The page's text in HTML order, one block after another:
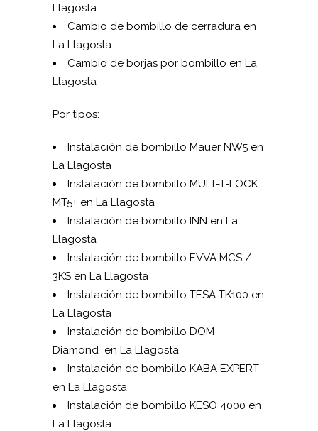
Llagosta
Cambio de bombillo de cerradura en
La Llagosta
Cambio de borjas por bombillo en La
Llagosta
Por tipos:
Instalación de bombillo Mauer NW5 en
La Llagosta
Instalación de bombillo MUL­T-T-LOCK
MT5+ en La Llagosta
Instalación de bombillo INN en La
Llagosta
Instalación de bombillo EVVA MCS /
3KS en La Llagosta
Instalación de bombillo TESA TK100 en
La Llagosta
Instalación de bombillo DOM
Diamond en La Llagosta
Instalación de bombillo KABA EXPERT
en La Llagosta
Instalación de bombillo KESO 4000 en
La Llagosta